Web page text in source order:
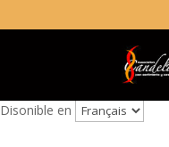
Disonible en